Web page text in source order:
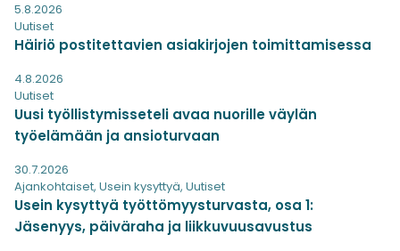
5.8.2026
Uutiset
Häiriö postitettavien asiakirjojen toimittamisessa
4.8.2026
Uutiset
Uusi työllistymisseteli avaa nuorille väylän
työelämään ja ansioturvaan
30.7.2026
Ajankohtaiset, Usein kysyttyä, Uutiset
Usein kysyttyä työttömyysturvasta, osa 1:
Jäsenyys, päiväraha ja liikkuvuusavustus